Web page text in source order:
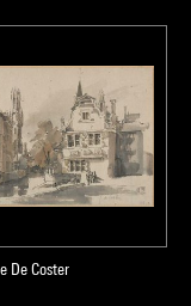
De Coster